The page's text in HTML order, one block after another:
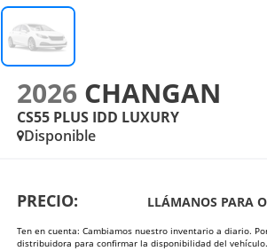
2026 CHANGAN
CS55 PLUS IDD LUXURY
Disponible
PRECIO: LLÁMANOS PARA
Ten en cuenta: Cambiamos nuestro inventario a diario.
distribuidora para confirmar la disponibilidad del vehículo.